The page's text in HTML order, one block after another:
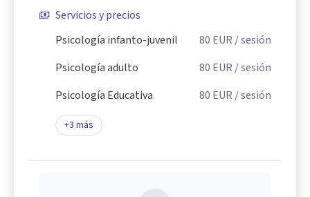
Servicios y precios
Psicología infanto-juvenil
80 EUR / sesión
Psicología adulto
80 EUR / sesión
Psicología Educativa
80 EUR / sesión
+3 más